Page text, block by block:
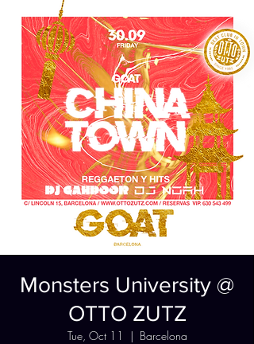
Monsters University @
OTTO ZUTZ
Tue, Oct 11
  |
Barcelona